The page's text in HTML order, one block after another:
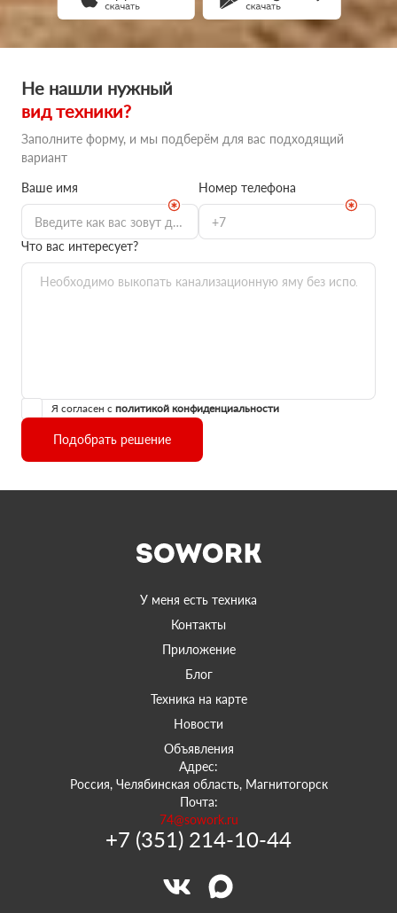
Не нашли нужный
вид техники?
Заполните форму, и мы подберём для вас подходящий
вариант
Ваше имя
Номер телефона
Что вас интересует?
Я согласен с политикой конфиденциальности
Подобрать решение
У меня есть техника
Контакты
Приложение
Блог
Техника на карте
Новости
Объявления
Адрес:
Россия, Челябинская область, Магнитогорск
Почта:
74@sowork.ru
+7 (351) 214-10-44